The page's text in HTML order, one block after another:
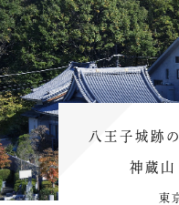
八王子城跡
神蔵山
東